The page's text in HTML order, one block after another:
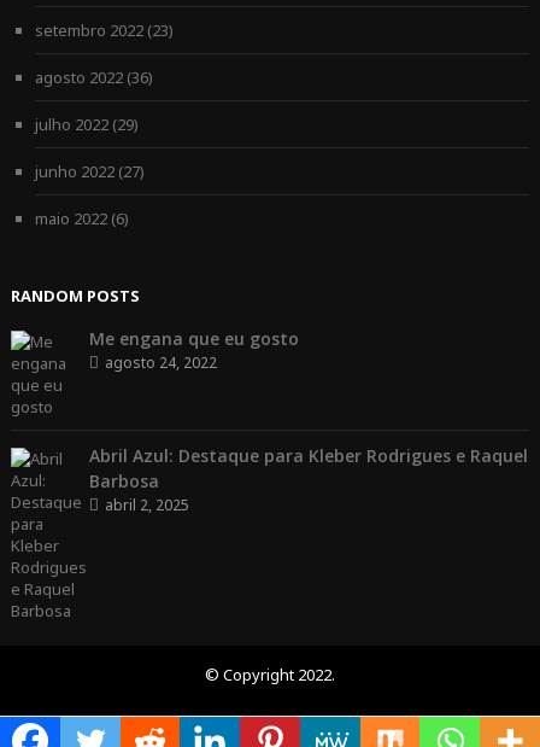
setembro 2022(23)
agosto 2022(36)
julho 2022(29)
junho 2022(27)
maio 2022(6)
RANDOM POSTS
Me engana que eu gosto
agosto 24, 2022
Abril Azul: Destaque para Kleber Rodrigues e Raquel
Barbosa
abril 2, 2025
© Copyright 2022.